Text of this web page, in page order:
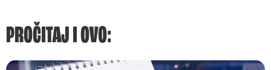
PROČITAJ I OVO: